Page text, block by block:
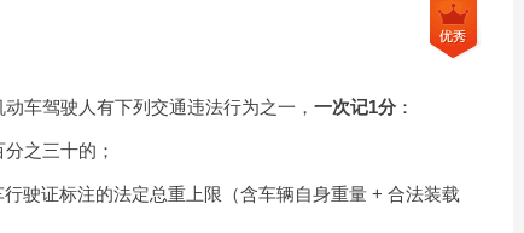
车驾驶人有下列交通违法行为之一， 一次记1分 ：
分之三十的；
驶证标注的法定总重上限（含车辆自身重量 + 合法装载